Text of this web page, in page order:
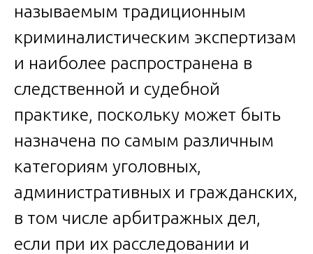
называемым традиционным
криминалистическим экспертизам
и наиболее распространена в
следственной и судебной
практике, поскольку может быть
назначена по самым различным
категориям уголовных,
административных и гражданских,
в том числе арбитражных дел,
если при их расследовании и